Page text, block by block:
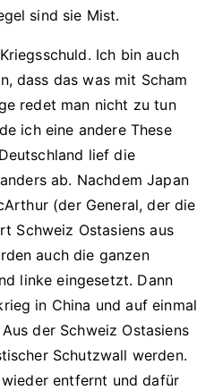
sind sie Mist.
Ich bin auch
dass das was mit Scham
redet man nicht zu tun
ich eine andere These
lief die
ab. Nachdem Japan
(der General, der die
Schweiz Ostasiens aus
auch die ganzen
linke eingesetzt. Dann
in China und auf einmal
der Schweiz Ostasiens
Schutzwall werden.
entfernt und dafür